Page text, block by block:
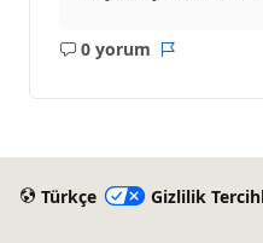
0 yorum
Açıklama
Türkçe Gizlilik